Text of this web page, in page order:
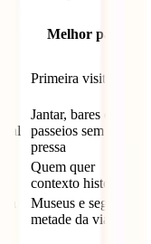
Melhor para
Primeira visita
Jantar, bares e
passeios sem
pressa
Quem quer
contexto histórico
Museus e segunda
metade da viagem